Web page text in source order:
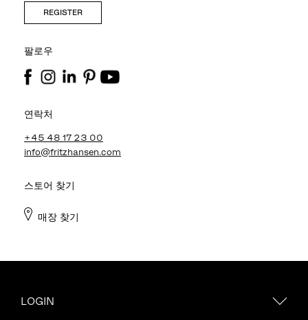
REGISTER
팔로우
연락처
+45 48 17 23 00
info@fritzhansen.com
스토어 찾기
매장 찾기
LOGIN